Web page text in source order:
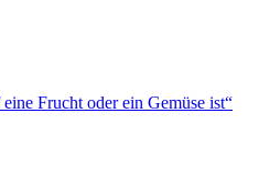
Frucht oder ein Gemüse ist“